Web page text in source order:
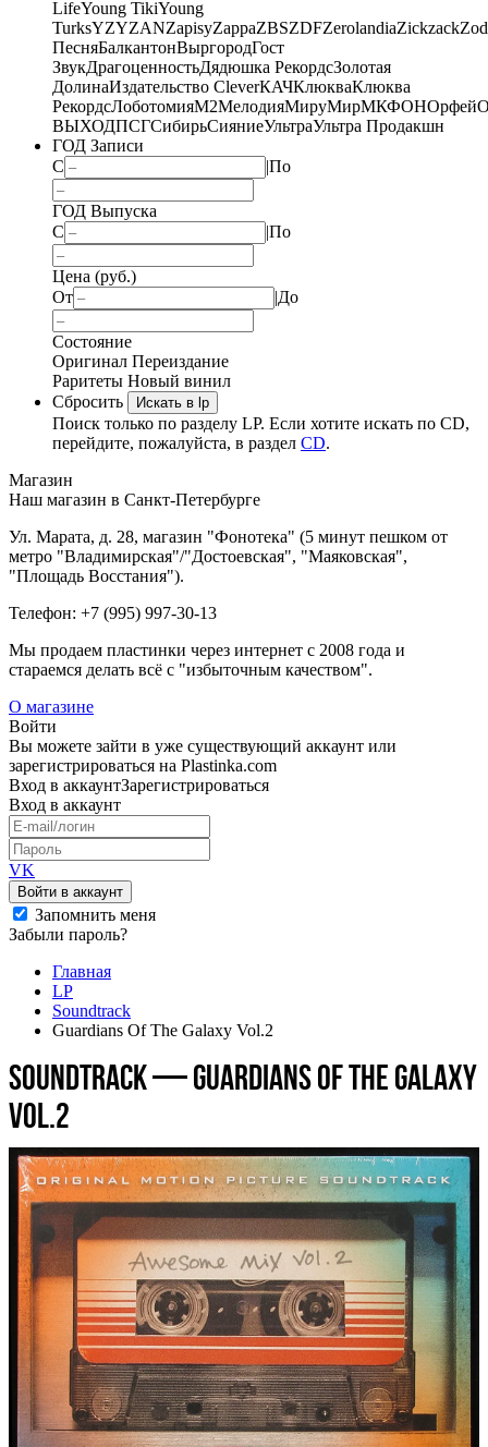
LifeYoung TikiYoung
TurksYZYZANZapisyZappaZBSZDFZerolandiaZickzack
ПесняБалкантонВыргородГост
ЗвукДрагоценностьДядюшка РекордсЗолотая
ДолинаИздательство CleverКАЧКлюкваКлюква
РекордсЛоботомияМ2МелодияМируМирМКФОНОрфей
ВЫХОДПСГСибирьСияниеУльтраУльтра Продакшн
ГОД Записи
С
|По
ГОД Выпуска
С
|По
Цена (руб.)
От
|До
Состояние
Оригинал Переиздание
Раритеты Новый винил
Сбросить
Искать в lp
Поиск только по разделу LP. Если хотите искать по CD,
перейдите, пожалуйста, в раздел CD.
Магазин
Наш магазин в Санкт-Петербурге
Ул. Марата, д. 28, магазин "Фонотека" (5 минут пешком от
метро "Владимирская"/"Достоевская", "Маяковская",
"Площадь Восстания").
Телефон: +7 (995) 997-30-13
Мы продаем пластинки через интернет c 2008 года и
стараемся делать всё с "избыточным качеством".
О магазине
Войти
Вы можете зайти в уже существующий аккаунт или
зарегистрироваться на Plastinka.com
Вход в аккаунтЗарегистрироваться
Вход в аккаунт
VK
Войти в аккаунт
Запомнить меня
Забыли пароль?
Главная
LP
Soundtrack
Guardians Of The Galaxy Vol.2
Soundtrack — Guardians Of The Galaxy
Vol.2